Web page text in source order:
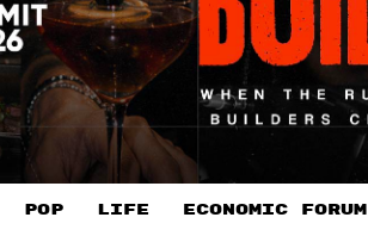
POP LIFE ECONOMIC FORUM